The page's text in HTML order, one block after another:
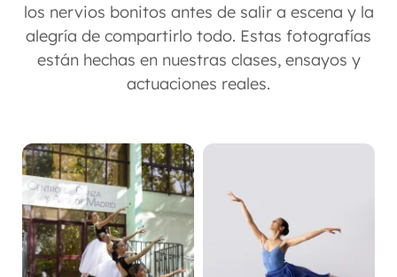
los nervios bonitos antes de salir a escena y la
alegría de compartirlo todo. Estas fotografías
están hechas en nuestras clases, ensayos y
actuaciones reales.